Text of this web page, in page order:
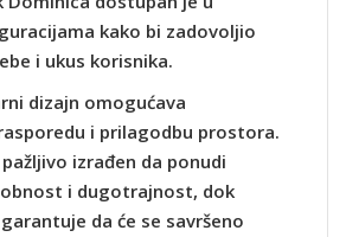
kako bi zadovoljio
i ukus korisnika.
dizajn omogućava
i prilagodbu prostora.
izrađen da ponudi
i dugotrajnost, dok
da će se savršeno